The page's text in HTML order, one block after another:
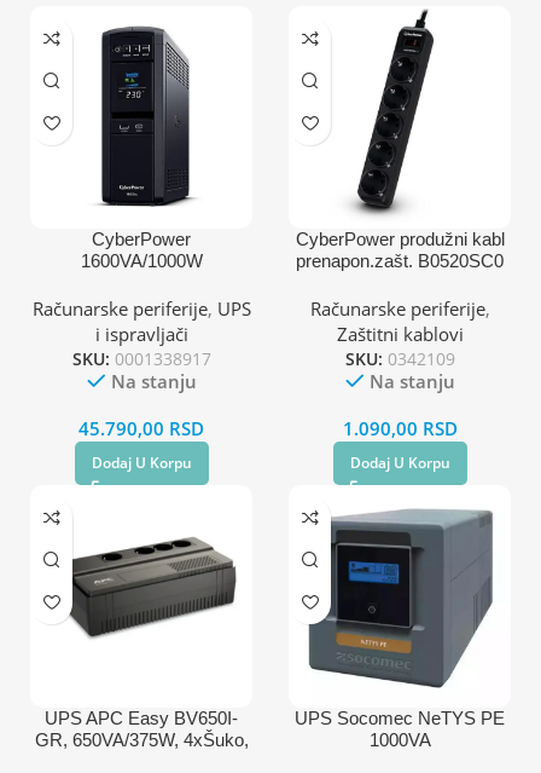
CyberPower
1600VA/1000W
Računarske periferije, UPS
i ispravljači
SKU: 0001338917
Na stanju
45.790,00 RSD
Dodaj U Korpu
CyberPower produžni kabl
prenapon.zašt. B0520SC0
Računarske periferije,
Zaštitni kablovi
SKU: 0342109
Na stanju
1.090,00 RSD
Dodaj U Korpu
UPS APC Easy BV650I-
GR, 650VA/375W, 4xŠuko,
UPS Socomec NeTYS PE
1000VA